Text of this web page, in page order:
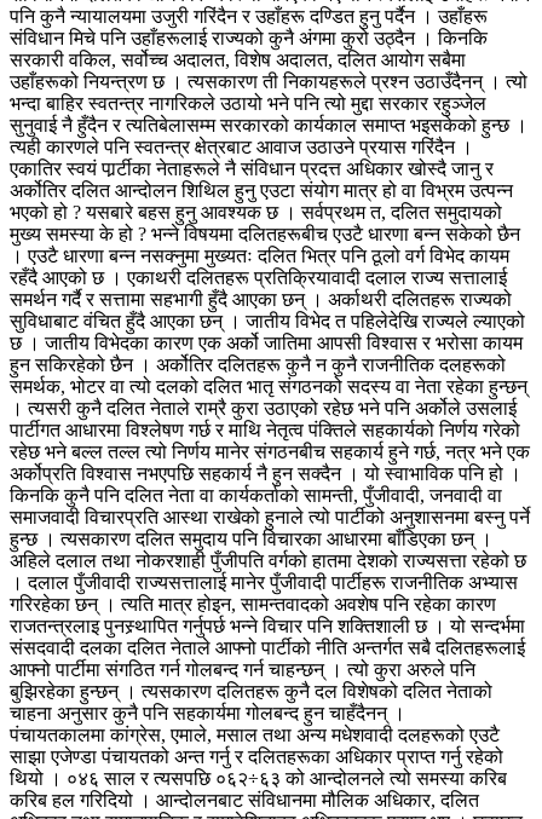
पनि कुनै न्यायालयमा उजुरी गरिंदैन र उहाँहरू दण्डित हुनु पर्दैन । उहाँहरू
संविधान मिचे पनि उहाँहरूलाई राज्यको कुनै अंगमा कुरो उठ्दैन । किनकि
सरकारी वकिल, सर्वोच्च अदालत, विशेष अदालत, दलित आयोग सबैमा
उहाँहरूको नियन्त्रण छ । त्यसकारण ती निकायहरूले प्रश्न उठाउँदैनन् । त्यो
भन्दा बाहिर स्वतन्त्र नागरिकले उठायो भने पनि त्यो मुद्दा सरकार रहुञ्जेल
सुनुवाई नै हुँदैन र त्यतिबेलासम्म सरकारको कार्यकाल समाप्त भइसकेको हुन्छ ।
त्यही कारणले पनि स्वतन्त्र क्षेत्रबाट आवाज उठाउने प्रयास गरिंदैन ।
एकातिर स्वयं पार्र्टीका नेताहरूले नै संविधान प्रदत्त अधिकार खोस्दै जानु र
अर्कोतिर दलित आन्दोलन शिथिल हुनु एउटा संयोग मात्र हो वा विभ्रम उत्पन्न
भएको हो ? यसबारे बहस हुनु आवश्यक छ । सर्वप्रथम त, दलित समुदायको
मुख्य समस्या के हो ? भन्ने विषयमा दलितहरूबीच एउटै धारणा बन्न सकेको छैन
। एउटै धारणा बन्न नसक्नुमा मुख्यतः दलित भित्र पनि ठूलो वर्ग विभेद कायम
रहँदै आएको छ । एकाथरी दलितहरू प्रतिक्रियावादी दलाल राज्य सत्तालाई
समर्थन गर्दै र सत्तामा सहभागी हुँदै आएका छन् । अर्काथरी दलितहरू राज्यको
सुविधाबाट वंचित हुँदै आएका छन् । जातीय विभेद त पहिलेदेखि राज्यले ल्याएको
छ । जातीय विभेदका कारण एक अर्को जातिमा आपसी विश्वास र भरोसा कायम
हुन सकिरहेको छैन । अर्कोतिर दलितहरू कुनै न कुनै राजनीतिक दलहरूको
समर्थक, भोटर वा त्यो दलको दलित भातृ संगठनको सदस्य वा नेता रहेका हुन्छन्
। त्यसरी कुनै दलित नेताले राम्रै कुरा उठाएको रहेछ भने पनि अर्कोले उसलाई
पार्टीगत आधारमा विश्लेषण गर्छ र माथि नेतृत्व पंक्तिले सहकार्यको निर्णय गरेको
रहेछ भने बल्ल तल्ल त्यो निर्णय मानेर संगठनबीच सहकार्य हुने गर्छ, नत्र भने एक
अर्कोप्रति विश्वास नभएपछि सहकार्य नै हुन सक्दैन । यो स्वाभाविक पनि हो ।
किनकि कुनै पनि दलित नेता वा कार्यकर्ताको सामन्ती, पुँजीवादी, जनवादी वा
समाजवादी विचारप्रति आस्था राखेको हुनाले त्यो पार्टीको अनुशासनमा बस्नु पर्ने
हुन्छ । त्यसकारण दलित समुदाय पनि विचारका आधारमा बाँडिएका छन् ।
अहिले दलाल तथा नोकरशाही पुँजीपति वर्गको हातमा देशको राज्यसत्ता रहेको छ
। दलाल पुँजीवादी राज्यसत्तालाई मानेर पुँजीवादी पार्टीहरू राजनीतिक अभ्यास
गरिरहेका छन् । त्यति मात्र होइन, सामन्तवादको अवशेष पनि रहेका कारण
राजतन्त्रलाइ पुनस्र्थापित गर्नुपर्छ भन्ने विचार पनि शक्तिशाली छ । यो सन्दर्भमा
संसदवादी दलका दलित नेताले आफ्नो पार्टीको नीति अन्तर्गत सबै दलितहरूलाई
आफ्नो पार्टीमा संगठित गर्न गोलबन्द गर्न चाहन्छन् । त्यो कुरा अरुले पनि
बुझिरहेका हुन्छन् । त्यसकारण दलितहरू कुनै दल विशेषको दलित नेताको
चाहना अनुसार कुनै पनि सहकार्यमा गोलबन्द हुन चाहँदैनन् ।
पंचायतकालमा कांग्रेस, एमाले, मसाल तथा अन्य मधेशवादी दलहरूको एउटै
साझा एजेण्डा पंचायतको अन्त गर्नु र दलितहरूका अधिकार प्राप्त गर्नु रहेको
थियो । ०४६ साल र त्यसपछि ०६२÷६३ को आन्दोलनले त्यो समस्या करिब
करिब हल गरिदियो । आन्दोलनबाट संविधानमा मौलिक अधिकार, दलित